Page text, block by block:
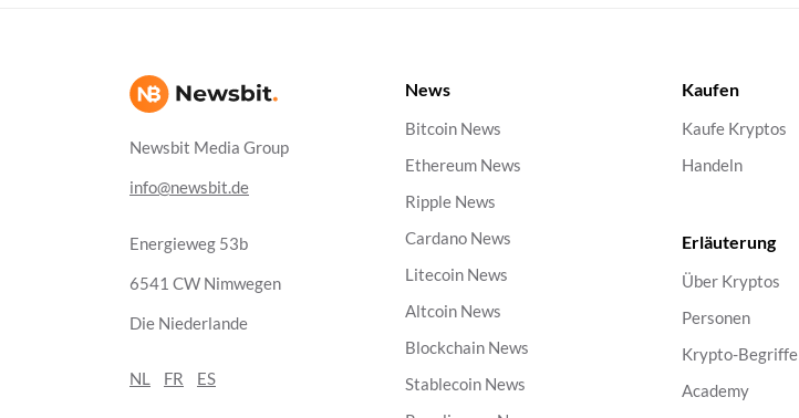
Newsbit Media Group
info@newsbit.de
Energieweg 53b
6541 CW Nimwegen
Die Niederlande
NL FR ES
News
Bitcoin News
Ethereum News
Ripple News
Cardano News
Litecoin News
Altcoin News
Blockchain News
Stablecoin News
Kaufen
Kaufe Kryptos
Handeln
Erläuterung
Über Kryptos
Personen
Krypto-Begriffe
Academy